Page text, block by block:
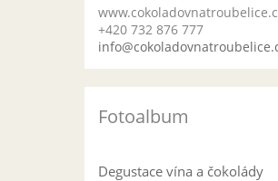
+420 732 876 777
Fotoalbum
Degustace vína a čokolády